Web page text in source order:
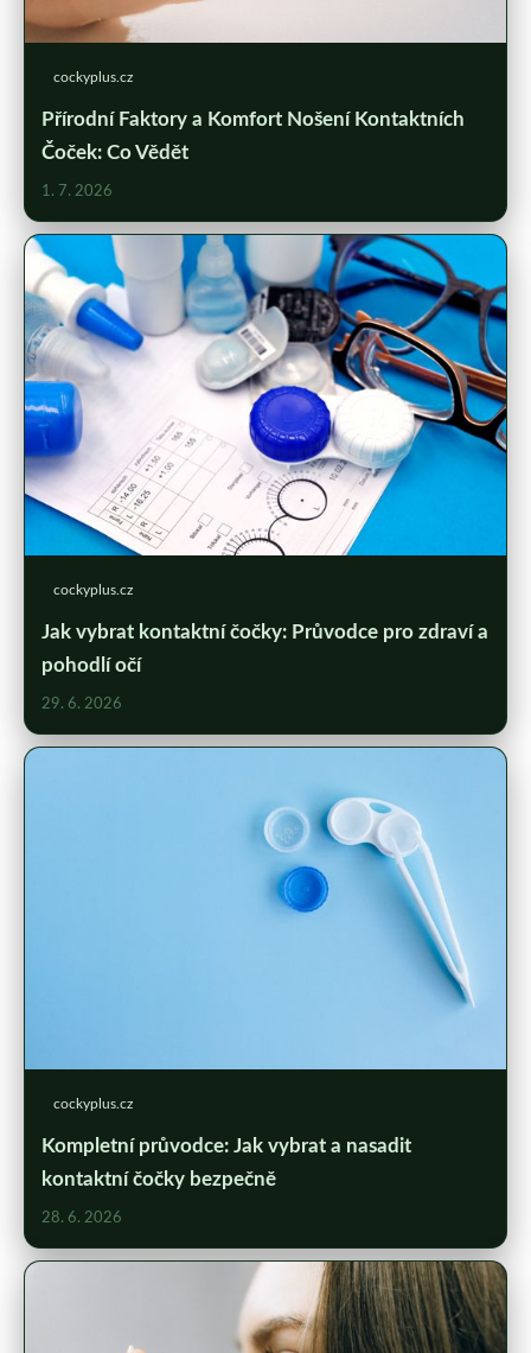
cockyplus.cz
Přírodní Faktory a Komfort Nošení Kontaktních
Čoček: Co Vědět
1. 7. 2026
cockyplus.cz
Jak vybrat kontaktní čočky: Průvodce pro zdraví a
pohodlí očí
29. 6. 2026
cockyplus.cz
Kompletní průvodce: Jak vybrat a nasadit
kontaktní čočky bezpečně
28. 6. 2026